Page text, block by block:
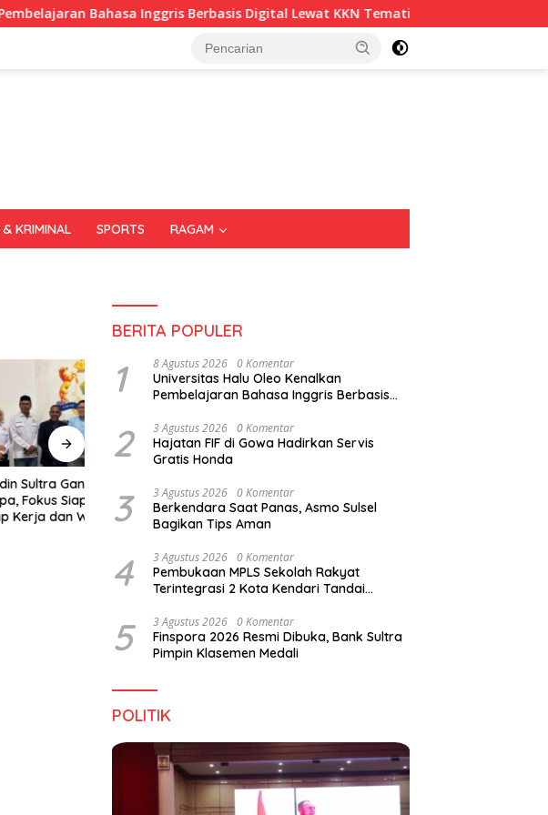
Bahasa Inggris Berbasis Digital Lewat KKN Tematik di Desa Alebo
KRIMINAL SPORTS RAGAM
IAI Rawa
Lulusan
Festival Kuliner Sultra Maimo
2026
Layanan Imigrasi Terintegrasi
BERITA POPULER
1 8 Agustus 2026 0 Komentar
Universitas Halu Oleo Kenalkan
Pembelajaran Bahasa Inggris Berbasis
2 3 Agustus 2026 0 Komentar
Hajatan FIF di Gowa Hadirkan Servis
Gratis Honda
3 3 Agustus 2026 0 Komentar
Berkendara Saat Panas, Asmo Sulsel
Bagikan Tips Aman
4 3 Agustus 2026 0 Komentar
Pembukaan MPLS Sekolah Rakyat
Terintegrasi 2 Kota Kendari Tandai
5 3 Agustus 2026 0 Komentar
Finspora 2026 Resmi Dibuka, Bank Sultra
Pimpin Klasemen Medali
POLITIK